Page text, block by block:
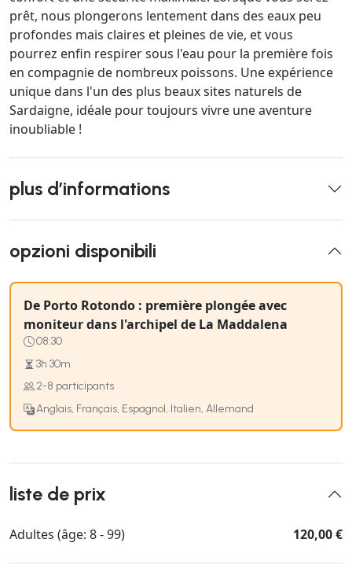
prêt, nous plongerons lentement dans des eaux peu
profondes mais claires et pleines de vie, et vous
pourrez enfin respirer sous l'eau pour la première fois
en compagnie de nombreux poissons. Une expérience
unique dans l'un des plus beaux sites naturels de
Sardaigne, idéale pour toujours vivre une aventure
inoubliable !
plus d’informations
opzioni disponibili
De Porto Rotondo : première plongée avec
moniteur dans l'archipel de La Maddalena
08:30
3h 30m
2-8 participants
Anglais, Français, Espagnol, Italien, Allemand
liste de prix
Adultes (âge: 8 - 99) 120,00 €